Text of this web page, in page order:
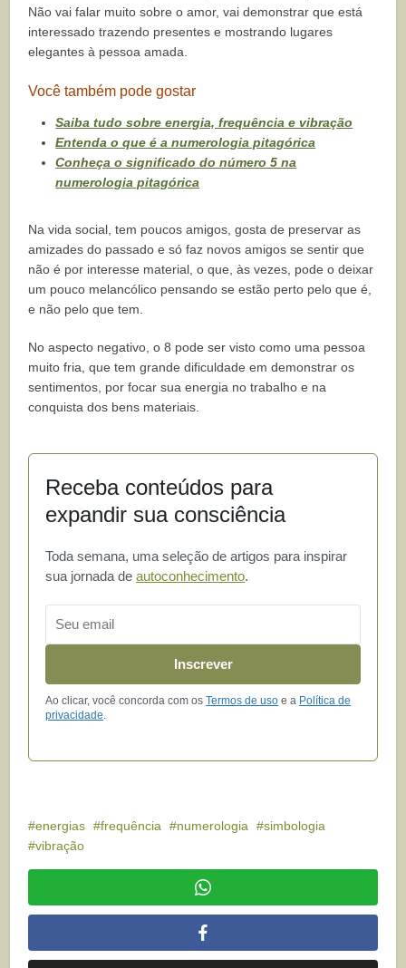
Não vai falar muito sobre o amor, vai demonstrar que está
interessado trazendo presentes e mostrando lugares
elegantes à pessoa amada.
Você também pode gostar
Saiba tudo sobre energia, frequência e vibração
Entenda o que é a numerologia pitagórica
Conheça o significado do número 5 na
numerologia pitagórica
Na vida social, tem poucos amigos, gosta de preservar as
amizades do passado e só faz novos amigos se sentir que
não é por interesse material, o que, às vezes, pode o deixar
um pouco melancólico pensando se estão perto pelo que é,
e não pelo que tem.
No aspecto negativo, o 8 pode ser visto como uma pessoa
muito fria, que tem grande dificuldade em demonstrar os
sentimentos, por focar sua energia no trabalho e na
conquista dos bens materiais.
Receba conteúdos para
expandir sua consciência
Toda semana, uma seleção de artigos para inspirar
sua jornada deautoconhecimento.
Inscrever
Ao clicar, você concorda com osTermos de uso e a Política de
privacidade
energias frequência numerologia
simbologia
vibração